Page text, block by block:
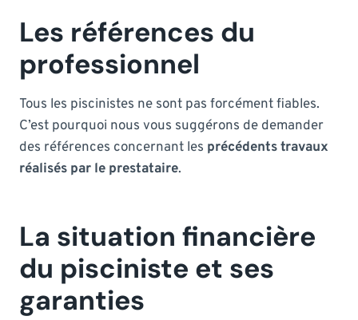
Les références du
professionnel
Tous les piscinistes ne sont pas forcément fiables.
C’est pourquoi nous vous suggérons de demander
des références concernant les précédents travaux
réalisés par le prestataire.
La situation financière
du pisciniste et ses
garanties